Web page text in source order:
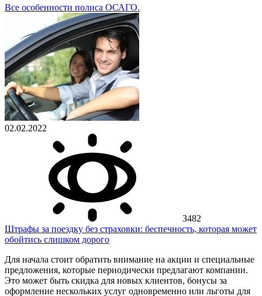
Все особенности полиса ОСАГО.
02.02.2022
3482
Штрафы за поездку без страховки: беспечность, которая может
обойтись слишком дорого
Для начала стоит обратить внимание на акции и специальные
предложения, которые периодически предлагают компании.
Это может быть скидка для новых клиентов, бонусы за
оформление нескольких услуг одновременно или льготы для